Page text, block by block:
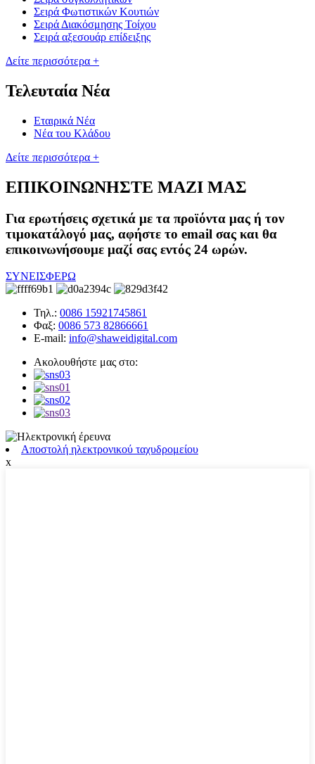
Σειρά Φωτιστικών Κουτιών
Σειρά Διακόσμησης Τοίχου
Σειρά αξεσουάρ επίδειξης
Δείτε περισσότερα +
Τελευταία Νέα
Εταιρικά Νέα
Νέα του Κλάδου
Δείτε περισσότερα +
ΕΠΙΚΟΙΝΩΝΗΣΤΕ ΜΑΖΙ ΜΑΣ
Για ερωτήσεις σχετικά με τα προϊόντα μας ή τον
τιμοκατάλογό μας, αφήστε το email σας και θα
επικοινωνήσουμε μαζί σας εντός 24 ωρών.
ΣΥΝΕΙΣΦΕΡΩ
Τηλ.: 0086 15921745861
Φαξ: 0086 573 82866661
E-mail: info@shaweidigital.com
Ακολουθήστε μας στο:
Αποστολή ηλεκτρονικού ταχυδρομείου
x